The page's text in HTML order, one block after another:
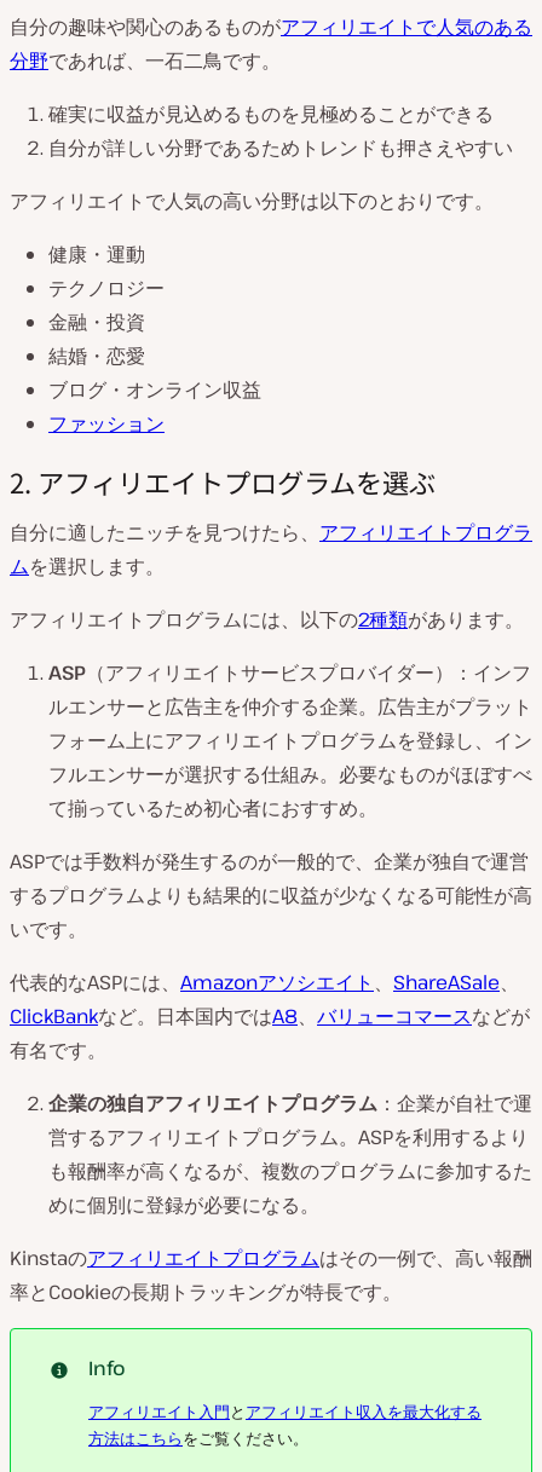
自分の趣味や関心のあるものがアフィリエイトで人気のある
分野であれば、一石二鳥です。
確実に収益が見込めるものを見極めることができる
自分が詳しい分野であるためトレンドも押さえやすい
アフィリエイトで人気の高い分野は以下のとおりです。
健康・運動
テクノロジー
金融・投資
結婚・恋愛
ブログ・オンライン収益
ファッション
2. アフィリエイトプログラムを選ぶ
自分に適したニッチを見つけたら、 アフィリエイトプログラ
ムを選択します。
アフィリエイトプログラムには、以下の2種類があります。
ASP （アフィリエイトサービスプロバイダー）：インフ
ルエンサーと広告主を仲介する企業。広告主がプラット
フォーム上にアフィリエイトプログラムを登録し、イン
フルエンサーが選択する仕組み。必要なものがほぼすべ
て揃っているため初心者におすすめ。
ASPでは手数料が発生するのが一般的で、企業が独自で運営
するプログラムよりも結果的に収益が少なくなる可能性が高
いです。
代表的なASPには、 Amazonアソシエイト 、 ShareASale、
ClickBankなど。日本国内ではA8、 バリューコマースなどが
有名です。
企業の独自アフィリエイトプログラム ：企業が自社で運
営するアフィリエイトプログラム。ASPを利用するより
も報酬率が高くなるが、複数のプログラムに参加するた
めに個別に登録が必要になる。
Kinstaのアフィリエイトプログラムはその一例で、高い報酬
率とCookieの長期トラッキングが特長です。
Info
アフィリエイト入門と アフィリエイト収入を最大化する
方法はこちらをご覧ください。